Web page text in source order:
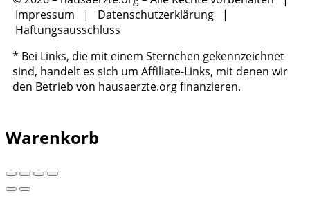
Impressum | Datenschutzerklärung |
Haftungsausschluss
* Bei Links, die mit einem Sternchen gekennzeichnet
sind, handelt es sich um Affiliate-Links, mit denen wir
den Betrieb von hausaerzte.org finanzieren.
Warenkorb